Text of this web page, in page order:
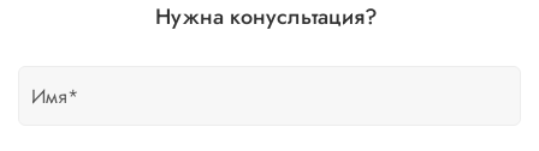
Нужна конусльтация?